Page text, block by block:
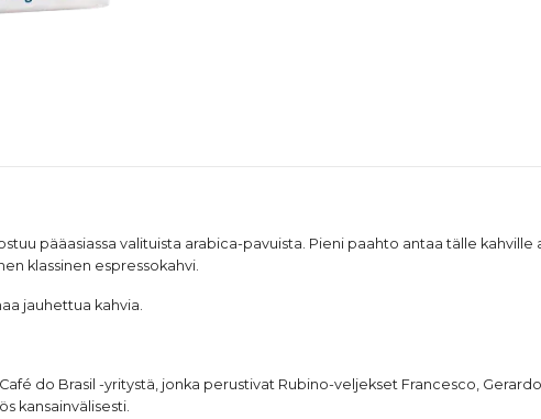
pääasiassa valituista arabica-pavuista. Pieni paahto antaa tälle
klassinen espressokahvi.
jauhettua kahvia.
do Brasil -yritystä, jonka perustivat Rubino-veljekset Francesco,
kansainvälisesti.